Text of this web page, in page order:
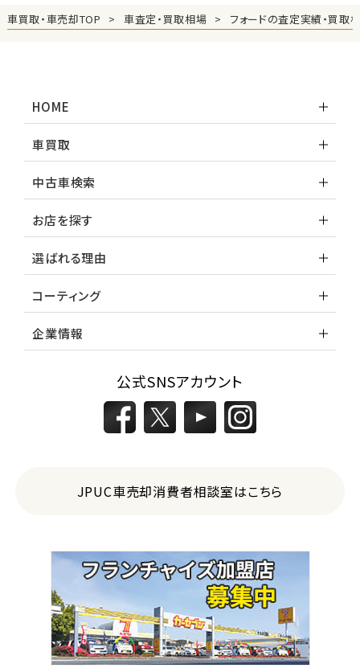
車買取・車売却TOP 車査定・買取相場 フォードの査定実績・買取
HOME
車買取
中古車検索
お店を探す
選ばれる理由
コーティング
企業情報
公式SNSアカウント
JPUC車売却消費者相談室はこちら